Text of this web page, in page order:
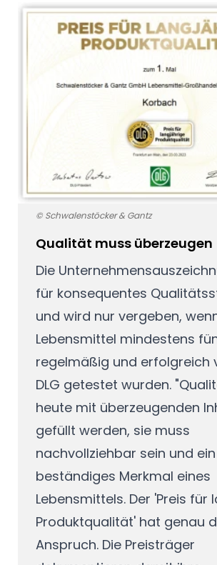
Qualität muss überzeugen
Die
für konsequentes
und wird nur vergeben,
Lebensmittel mindestens
regelmäßig und erfolgreich
DLG getestet wurden.
heute mit überzeugenden
gefüllt werden, sie muss
nachvollziehbar sein und ein
beständiges Merkmal eines
Lebensmittels. Der 'Preis für
Produktqualität' hat genau
Anspruch. Die Preisträger
© Schwalenstöcker & Gantz